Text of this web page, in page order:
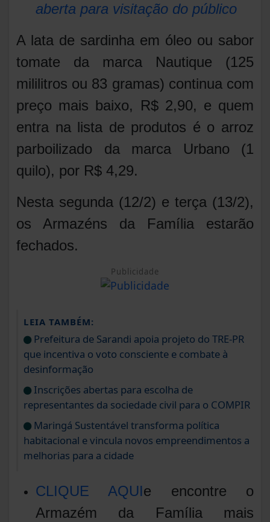
aberta para visitação do público
A lata de sardinha em óleo ou sabor
tomate da marca Nautique (125
mililitros ou 83 gramas) continua com
preço mais baixo, R$ 2,90, e quem
entra na lista de produtos é o arroz
parboilizado da marca Urbano (1
quilo), por R$ 4,29.
Nesta segunda (12/2) e terça (13/2),
os Armazéns da Família estarão
fechados.
Publicidade
LEIA TAMBÉM:
Prefeitura de Sarandi apoia projeto do TRE-PR
que incentiva o voto consciente e combate à
desinformação
Inscrições abertas para escolha de
representantes da sociedade civil para o COMPIR
Maringá Sustentável transforma política
habitacional e vincula novos empreendimentos a
melhorias para a cidade
CLIQUE AQUIe encontre o
Armazém da Família mais